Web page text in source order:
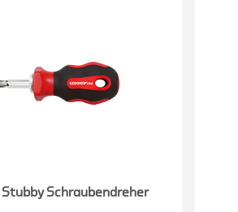
Stubby Schraubendreher